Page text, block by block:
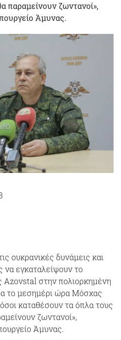
παραμείνουν ζωντανοί»,
Άμυνας.
ουκρανικές δυνάμεις και
να εγκαταλείψουν το
Azovstal στην πολιορκημένη
το μεσημέρι ώρα Μόσχας
καταθέσουν τα όπλα τους
ζωντανοί»,
Άμυνας.